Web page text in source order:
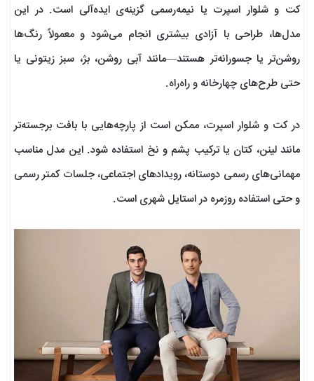
کت و شلوار اسپرت یا نیمه‌رسمی گزینه‌ی ایده‌آلی است. در این
مدل‌ها، طراحی با آزادی بیشتری انجام می‌شود و معمولاً رنگ‌ها
روشن‌تر یا جسورانه‌تر هستند—مانند آبی روشن، بژ، سبز زیتونی یا
حتی طرح‌های چهارخانه و راه‌راه.
در کت و شلوار اسپرت، ممکن است از پارچه‌هایی با بافت برجسته‌تر
مانند لینن، کتان یا ترکیب پشم و نخ استفاده شود. این مدل مناسب
مهمانی‌های رسمی دوستانه، رویدادهای اجتماعی، جلسات کمتر رسمی
و حتی استفاده روزمره در استایل شهری است.